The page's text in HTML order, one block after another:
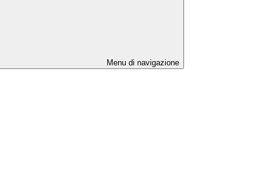
Menu di navigazione